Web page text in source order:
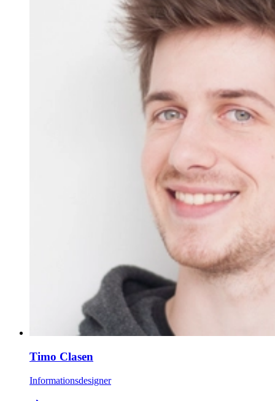
Timo Clasen
Informationsdesigner